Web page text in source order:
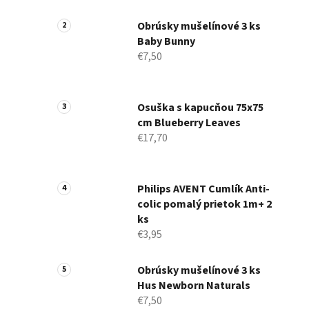
n
Obrúsky mušelínové 3 ks
Baby Bunny
€7,50
Osuška s kapucňou 75x75
cm Blueberry Leaves
€17,70
Philips AVENT Cumlík Anti-
colic pomalý prietok 1m+ 2
ks
€3,95
Obrúsky mušelínové 3 ks
Hus Newborn Naturals
€7,50